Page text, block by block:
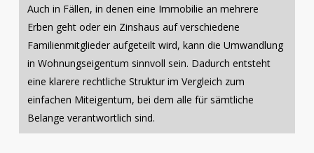
Auch in Fällen, in denen eine Immobilie an mehrere
Erben geht oder ein Zinshaus auf verschiedene
Familienmitglieder aufgeteilt wird, kann die Umwandlung
in Wohnungseigentum sinnvoll sein. Dadurch entsteht
eine klarere rechtliche Struktur im Vergleich zum
einfachen Miteigentum, bei dem alle für sämtliche
Belange verantwortlich sind.